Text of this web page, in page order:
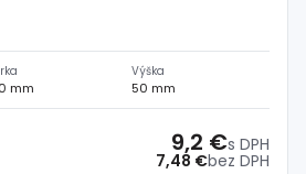
mm
Výška
50 mm
7,48 €bez DPH
9,2 €s DPH